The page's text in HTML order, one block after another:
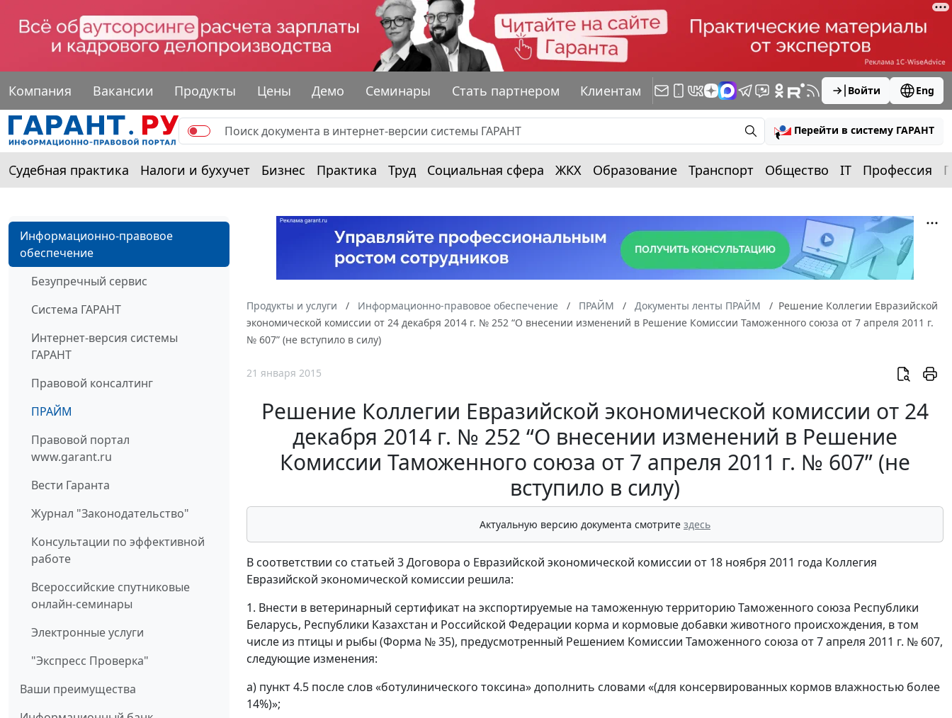
Компания Вакансии Продукты Цены Демо Семинары Стать партнером Клиентам Войти Eng
Перейти в систему ГАРАНТ
Судебная практика Налоги и бухучет Бизнес Практика Труд Социальная сфера ЖКХ Образование Транспорт Общество IT Профессия
Информационно-правовое
обеспечение
Безупречный сервис
Система ГАРАНТ
Интернет-версия системы
ГАРАНТ
Правовой консалтинг
ПРАЙМ
Правовой портал
www.garant.ru
Вести Гаранта
Журнал "Законодательство"
Консультации по эффективной
работе
Всероссийские спутниковые
онлайн-семинары
Электронные услуги
"Экспресс Проверка"
Ваши преимущества
Продукты и услуги Информационно-правовое обеспечение ПРАЙМ Документы ленты ПРАЙМ
Решение Коллегии Евразийской
экономической комиссии от 24 декабря 2014 г. № 252 “О внесении изменений в Решение Комиссии Таможенного союза от 7 апреля 2011 г.
№ 607” (не вступило в силу)
21 января 2015
Решение Коллегии Евразийской экономической комиссии от 24
декабря 2014 г. № 252 “О внесении изменений в Решение
Комиссии Таможенного союза от 7 апреля 2011 г. № 607” (не
вступило в силу)
Актуальную версию документа смотрите здесь
В соответствии со статьей 3 Договора о Евразийской экономической комиссии от 18 ноября 2011 года Коллегия
Евразийской экономической комиссии решила:
1. Внести в ветеринарный сертификат на экспортируемые на таможенную территорию Таможенного союза Республики
Беларусь, Республики Казахстан и Российской Федерации корма и кормовые добавки животного происхождения, в том
числе из птицы и рыбы (Форма № 35), предусмотренный Решением Комиссии Таможенного союза от 7 апреля 2011 г. № 607,
следующие изменения:
а) пункт 4.5 после слов «ботулинического токсина» дополнить словами «(для консервированных кормов влажностью более
14%)»;